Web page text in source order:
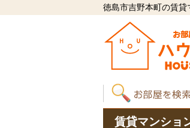
徳島市吉野本町の賃貸
賃貸マンショ